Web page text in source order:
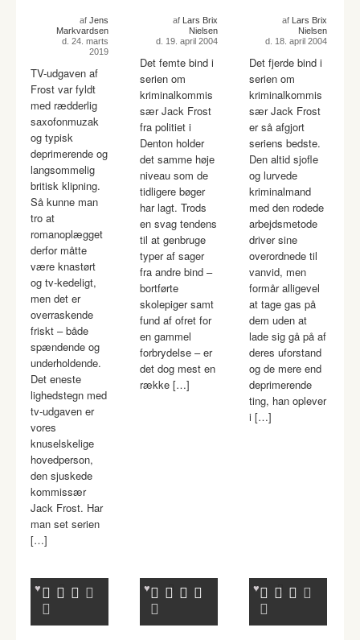
af Jens
Markvardsen
d. 24. marts
2019
TV-udgaven af
Frost var fyldt
med rædderlig
saxofonmuzak
og typisk
deprimerende og
langsommelig
britisk klipning.
Så kunne man
tro at
romanoplægget
derfor måtte
være knastørt
og tv-kedeligt,
men det er
overraskende
friskt – både
spændende og
underholdende.
Det eneste
lighedstegn med
tv-udgaven er
vores
knuselskelige
hovedperson,
den sjuskede
kommissær
Jack Frost. Har
man set serien
[…]
af Lars Brix
Nielsen
d. 19. april 2004
Det femte bind i
serien om
kriminalkommis
sær Jack Frost
fra politiet i
Denton holder
det samme høje
niveau som de
tidligere bøger
har lagt. Trods
en svag tendens
til at genbruge
typer af sager
fra andre bind –
bortførte
skolepiger samt
fund af ofret for
en gammel
forbrydelse – er
det dog mest en
række […]
af Lars Brix
Nielsen
d. 18. april 2004
Det fjerde bind i
serien om
kriminalkommis
sær Jack Frost
er så afgjort
seriens bedste.
Den altid sjofle
og lurvede
kriminalmand
med den rodede
arbejdsmetode
driver sine
overordnede til
vanvid, men
formår alligevel
at tage gas på
dem uden at
lade sig gå på af
deres uforstand
og de mere end
deprimerende
ting, han oplever
i […]